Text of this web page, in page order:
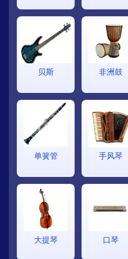
贝斯 非洲鼓
单簧管 手风琴
大提琴 口琴